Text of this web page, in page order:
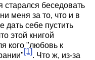
старался беседовать
меня за то, что и в
себе пустить
этой книгой
кого "любовь к
[1]. Что ж, из-за